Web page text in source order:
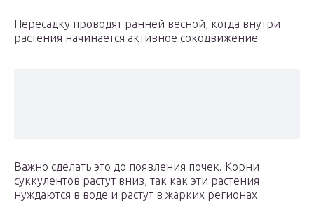
Пересадку проводят ранней весной, когда внутри
растения начинается активное сокодвижение
Важно сделать это до появления почек. Корни
суккулентов растут вниз, так как эти растения
нуждаются в воде и растут в жарких регионах